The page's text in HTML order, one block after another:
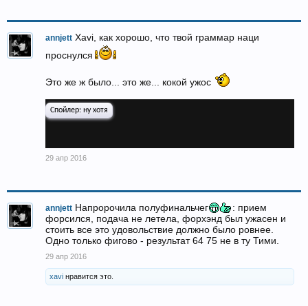
annjett Xavi, как хорошо, что твой граммар наци
проснулся
Это же ж было... это же... кокой ужос
Спойлер: ну хотя
29 апр 2016
annjett Напророчила полуфинальчег
: прием
форсился, подача не летела, форхэнд был ужасен и
стоить все это удовольствие должно было ровнее.
Одно только фигово - результат 64 75 не в ту Тими.
29 апр 2016
xavi нравится это.